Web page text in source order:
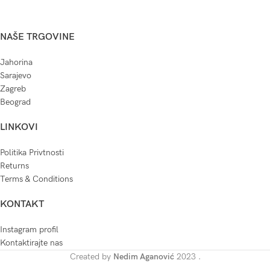
NAŠE TRGOVINE
Jahorina
Sarajevo
Zagreb
Beograd
LINKOVI
Politika Privtnosti
Returns
Terms & Conditions
KONTAKT
Instagram profil
Kontaktirajte nas
Created by Nedim Aganović 2023 .